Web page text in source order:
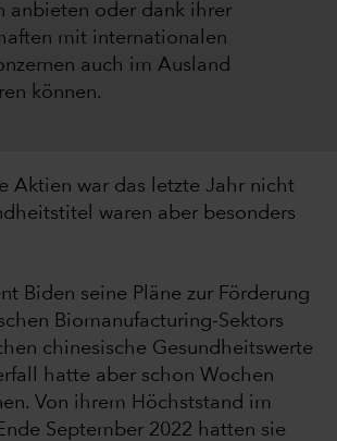
anbieten oder dank ihrer
mit internationalen
auch im Ausland
können.
Aktien war das letzte Jahr nicht
waren aber besonders
Biden seine Pläne zur Förderung
Biomanufacturing-Sektors
chinesische Gesundheitswerte
hatte aber schon Wochen
Von ihrem Höchststand im
September 2022 hatten sie